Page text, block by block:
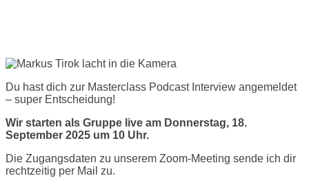
Du hast dich zur Masterclass Podcast Interview angemeldet
– super Entscheidung!
Wir starten als Gruppe live am Donnerstag, 18.
September 2025 um 10 Uhr.
Die Zugangsdaten zu unserem Zoom-Meeting sende ich dir
rechtzeitig per Mail zu.